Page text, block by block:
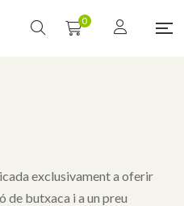
0
exclusivament a oferir
de butxaca i a un preu